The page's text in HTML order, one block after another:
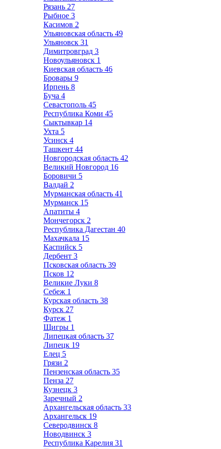
Рязань 27
Рыбное 3
Касимов 2
Ульяновская область 49
Ульяновск 31
Димитровград 3
Новоульяновск 1
Киевская область 46
Бровары 9
Ирпень 8
Буча 4
Севастополь 45
Республика Коми 45
Сыктывкар 14
Ухта 5
Усинск 4
Ташкент 44
Новгородская область 42
Великий Новгород 16
Боровичи 5
Валдай 2
Мурманская область 41
Мурманск 15
Апатиты 4
Мончегорск 2
Республика Дагестан 40
Махачкала 15
Каспийск 5
Дербент 3
Псковская область 39
Псков 12
Великие Луки 8
Себеж 1
Курская область 38
Курск 27
Фатеж 1
Щигры 1
Липецкая область 37
Липецк 19
Елец 5
Грязи 2
Пензенская область 35
Пенза 27
Кузнецк 3
Заречный 2
Архангельская область 33
Архангельск 19
Северодвинск 8
Новодвинск 3
Республика Карелия 31